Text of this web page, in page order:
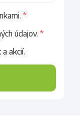
údajov.
akcií.